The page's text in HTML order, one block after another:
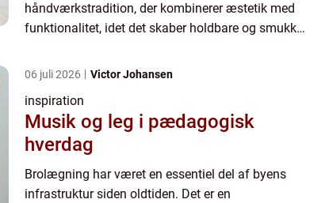
håndværkstradition, der kombinerer æstetik med
funktionalitet, idet det skaber holdbare og smukke
06 juli 2026 Victor Johansen
inspiration
Musik og leg i pædagogisk
hverdag
Brolægning har været en essentiel del af byens
infrastruktur siden oldtiden. Det er en